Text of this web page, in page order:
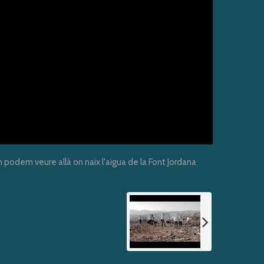
veure allà on naix l'aigua de la Font Jordana